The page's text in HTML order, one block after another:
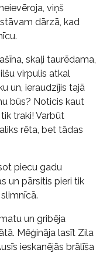
viņš
dārzā, kad
skaļi taurēdama,
virpulis atkal
un, ieraudzījis tajā
būs? Noticis kaut
traki! Varbūt
rēta, bet tādas
piecu gadu
un pārsitis pieri tik
un gribēja
Mēģināja lasīt Zila
ieskanējās brālīša